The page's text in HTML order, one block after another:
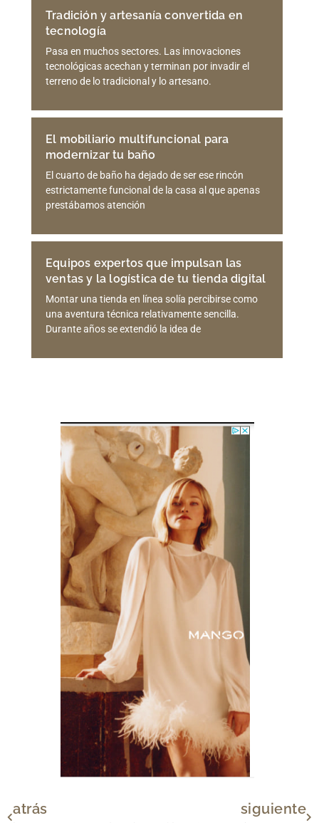
Tradición y artesanía convertida en
tecnología
Pasa en muchos sectores. Las innovaciones
tecnológicas acechan y terminan por invadir el
terreno de lo tradicional y lo artesano.
El mobiliario multifuncional para
modernizar tu baño
El cuarto de baño ha dejado de ser ese rincón
estrictamente funcional de la casa al que apenas
prestábamos atención
Equipos expertos que impulsan las
ventas y la logística de tu tienda digital
Montar una tienda en línea solía percibirse como
una aventura técnica relativamente sencilla.
Durante años se extendió la idea de
Ant
atrás siguiente